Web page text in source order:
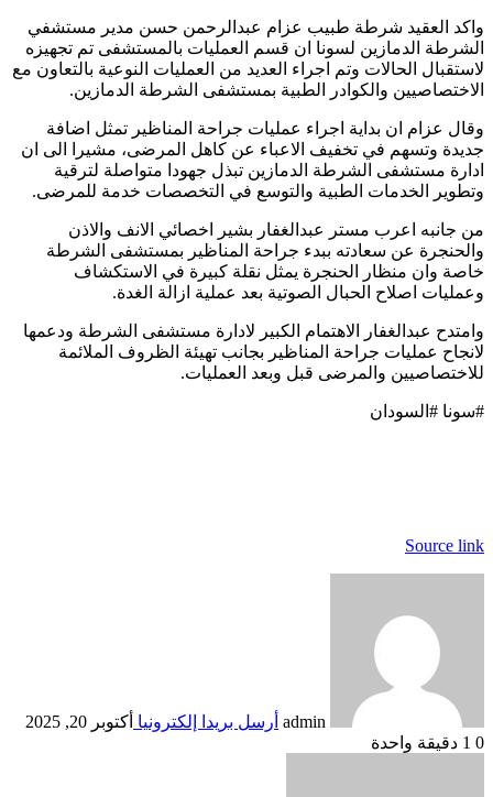
واكد العقيد شرطة طبيب عزام عبدالرحمن حسن مدير مستشفي
الشرطة الدمازين لسونا ان قسم العمليات بالمستشفى تم تجهيزه
لاستقبال الحالات وتم اجراء العديد من العمليات النوعية بالتعاون مع
الاختصاصيين والكوادر الطبية بمستشفى الشرطة الدمازين.
وقال عزام ان بداية اجراء عمليات جراحة المناظير تمثل اضافة
جديدة وتسهم في تخفيف الاعباء عن كاهل المرضى، مشيرا الى ان
ادارة مستشفى الشرطة الدمازين تبذل جهودا متواصلة لترقية
وتطوير الخدمات الطبية والتوسع في التخصصات خدمة للمرضى.
من جانبه اعرب مستر عبدالغفار بشير اخصائي الانف والاذن
والحنجرة عن سعادته ببدء جراحة المناظير بمستشفى الشرطة
خاصة وان منظار الحنجرة يمثل نقلة كبيرة في الاستكشاف
وعمليات اصلاح الحبال الصوتية بعد عملية ازالة الغدة.
وامتدح عبدالغفار الاهتمام الكبير لادارة مستشفى الشرطة ودعمها
لانجاح عمليات جراحة المناظير بجانب تهيئة الظروف الملائمة
للاختصاصيين والمرضى قبل وبعد العمليات.
#سونا #السودان
Source link
admin أرسل بريدا إلكترونيا أكتوبر 20, 2025
0
دقيقة واحدة